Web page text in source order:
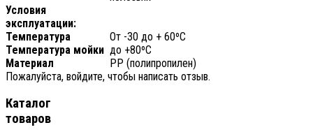
Условия
эксплуатации:
Температура
От -30 до + 60ºС
Температура мойки до +80ºС
Материал
РР (полипропилен)
Пожалуйста, войдите, чтобы написать отзыв.
Каталог
товаров